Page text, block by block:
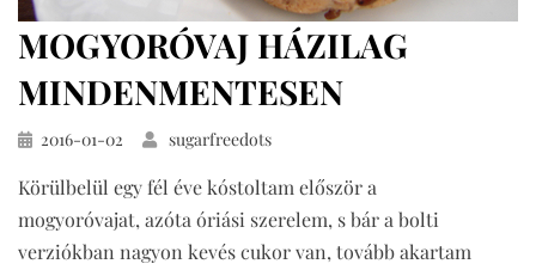
MOGYORÓVAJ HÁZILAG
MINDENMENTESEN
Közzétéve
2016-01-02 sugarfreedots
Körülbelül egy fél éve kóstoltam először a
mogyoróvajat, azóta óriási szerelem, s bár a bolti
verziókban nagyon kevés cukor van, tovább akartam